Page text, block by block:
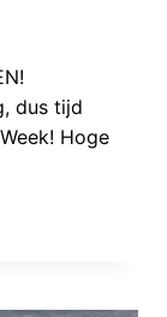
dus tijd
Hoge